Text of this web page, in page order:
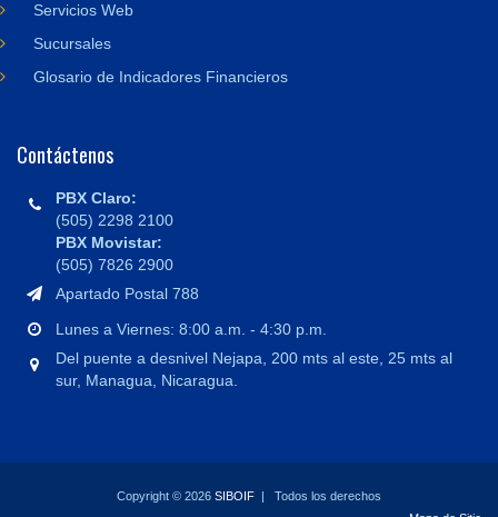
Servicios Web
Sucursales
Glosario de Indicadores Financieros
Contáctenos
PBX Claro:
(505) 2298 2100
PBX Movistar:
(505) 7826 2900
Apartado Postal 788
Lunes a Viernes: 8:00 a.m. - 4:30 p.m.
Del puente a desnivel Nejapa, 200 mts al este, 25 mts al
sur, Managua, Nicaragua.
Copyright © 2026 SIBOIF | Todos los derechos